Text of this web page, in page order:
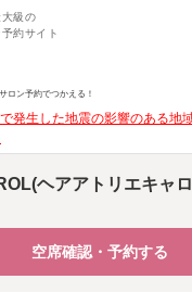
大級の
約サイト
ロン予約でつかえる！
発生した地震の影響のある地
ヘアアトリエキャ
空席確認・予約する